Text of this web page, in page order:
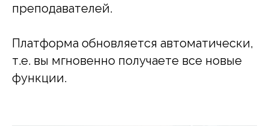
преподавателей.
Платформа обновляется автоматически,
т.е. вы мгновенно получаете все новые
функции.